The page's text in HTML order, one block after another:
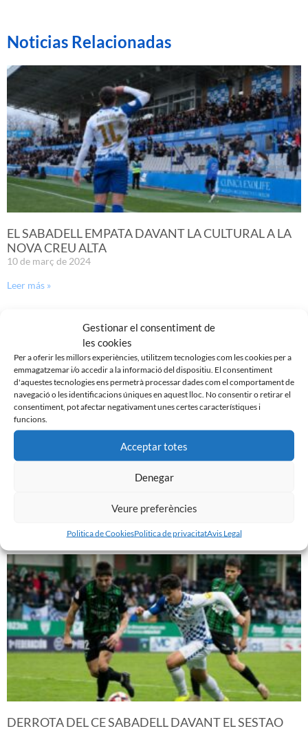
Gestionar el consentiment de
les cookies
Per a oferir les millors experiències, utilitzem tecnologies com les cookies per a
emmagatzemar i/o accedir a la informació del dispositiu. El consentiment
d'aquestes tecnologies ens permetrà processar dades com el comportament de
navegació o les identificacions úniques en aquest lloc. No consentir o retirar el
consentiment, pot afectar negativament unes certes característiques i
funcions.
Acceptar totes
Denegar
Veure preferències
Politica de CookiesPolitica de privacitatAvis Legal
Noticias Relacionadas
EL SABADELL EMPATA DAVANT LA CULTURAL A LA
NOVA CREU ALTA
10 de març de 2024
Leer más »
PRÈVIA | CE SABADELL – CULTURAL LEONESA
DERROTA DEL CE SABADELL DAVANT EL SESTAO